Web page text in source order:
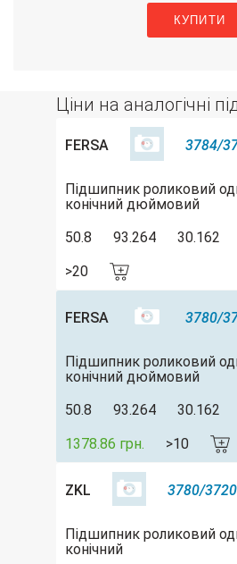
КУПИТИ
Ціни на аналогічні
FERSA 3784/
Підшипник роликовий
конічний дюймовий
50.8
93.264 30.162
>20
FERSA 3780/
Підшипник роликовий
конічний дюймовий
50.8
93.264 30.162
1378.86 грн. >10
ZKL 3780/3720
Підшипник роликовий
конічний